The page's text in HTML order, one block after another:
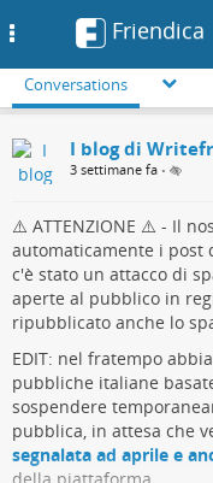
Friendica
Conversations
I blog di
3 settimane fa •
⚠️ ATTENZIONE ⚠️ - Il
automaticamente i post
c'è stato un attacco di
aperte al pubblico in
ripubblicato anche lo
EDIT: nel fratempo
pubbliche italiane
sospendere
pubblica, in attesa che
segnalata ad aprile e